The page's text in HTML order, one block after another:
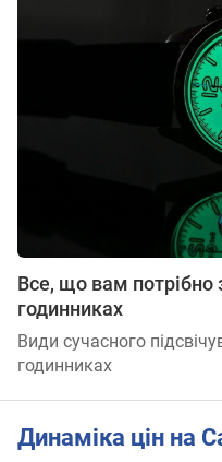
Все, що вам потрібно
годинниках
Види сучасного
годинниках
Динаміка цін на